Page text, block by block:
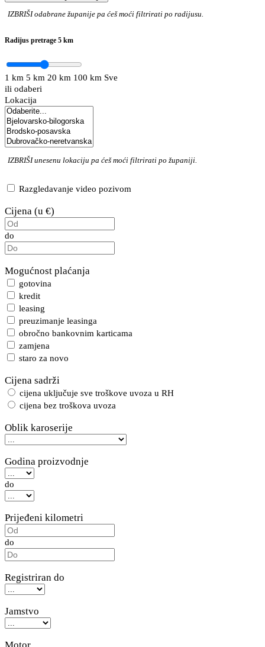
IZBRIŠIodabrane županije pa ćeš moći filtrirati po radijusu.
Radijus pretrage 5 km
1 km 5 km 20 km 100 km Sve
ili odaberi
Lokacija
IZBRIŠIunesenu lokaciju pa ćeš moći filtrirati po županiji.
Razgledavanje video pozivom
Cijena (u €)
do
Mogućnost plaćanja
gotovina
kredit
leasing
preuzimanje leasinga
obročno bankovnim karticama
zamjena
staro za novo
Cijena sadrži
cijena uključuje sve troškove uvoza u RH
cijena bez troškova uvoza
Oblik karoserije
Godina proizvodnje
do
Prijeđeni kilometri
do
Registriran do
Jamstvo
Motor